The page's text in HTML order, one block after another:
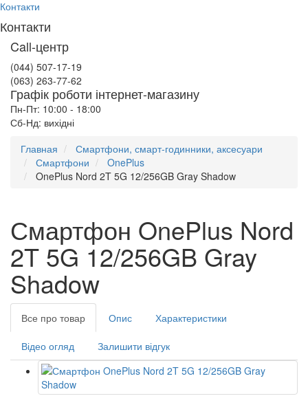
Контакти
Контакти
Call-центр
(044) 507-17-19
(063) 263-77-62
Графік роботи інтернет-магазину
Пн-Пт: 10:00 - 18:00
Сб-Нд: вихідні
Главная
Смартфони, смарт-годинники, аксесуари
Смартфони
OnePlus
OnePlus Nord 2T 5G 12/256GB Gray Shadow
Смартфон OnePlus Nord
2T 5G 12/256GB Gray
Shadow
Все про товар Опис Характеристики
Відео огляд Залишити відгук